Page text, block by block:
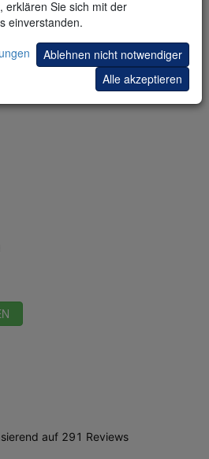
erklären Sie sich mit der
einverstanden.
Ablehnen nicht notwendiger
Alle akzeptieren